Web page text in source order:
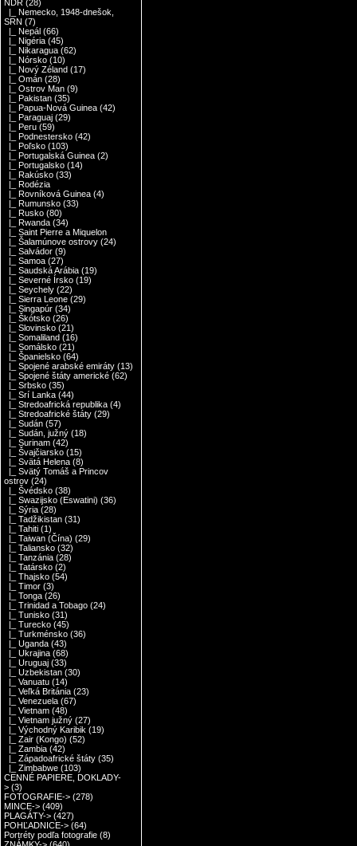
NDR (28)
|_ Nemecko, 1948-dnešok,
SRN (7)
|_ Nepál (66)
|_ Nigéria (45)
|_ Nikaragua (62)
|_ Nórsko (10)
|_ Nový Zéland (17)
|_ Omán (28)
|_ Ostrov Man (9)
|_ Pakistan (35)
|_ Papua-Nová Guinea (42)
|_ Paraguaj (29)
|_ Peru (59)
|_ Podnestersko (42)
|_ Poľsko (103)
|_ Portugalská Guinea (2)
|_ Portugalsko (14)
|_ Rakúsko (33)
|_ Rodézia
|_ Rovníková Guinea (4)
|_ Rumunsko (33)
|_ Rusko (80)
|_ Rwanda (34)
|_ Saint Pierre a Miquelon
|_ Šalamúnove ostrovy (24)
|_ Salvádor (9)
|_ Samoa (27)
|_ Saudská Arábia (19)
|_ Severné Írsko (19)
|_ Seychely (22)
|_ Sierra Leone (29)
|_ Singapúr (34)
|_ Škótsko (26)
|_ Slovinsko (21)
|_ Somaliland (16)
|_ Somálsko (21)
|_ Španielsko (64)
|_ Spojené arabské emiráty (13)
|_ Spojené štáty americké (62)
|_ Srbsko (35)
|_ Srí Lanka (44)
|_ Stredoafrická republika (4)
|_ Stredoafrické štáty (29)
|_ Sudán (57)
|_ Sudán, južný (18)
|_ Surinam (42)
|_ Švajčiarsko (15)
|_ Svätá Helena (8)
|_ Svätý Tomáš a Princov
ostrov (24)
|_ Švédsko (38)
|_ Swazijsko (Eswatini) (36)
|_ Sýria (28)
|_ Tadžikistan (31)
|_ Tahiti (1)
|_ Taiwan (Čína) (29)
|_ Taliansko (32)
|_ Tanzánia (28)
|_ Tatársko (2)
|_ Thajsko (54)
|_ Timor (3)
|_ Tonga (26)
|_ Trinidad a Tobago (24)
|_ Tunisko (31)
|_ Turecko (45)
|_ Turkménsko (36)
|_ Uganda (43)
|_ Ukrajina (68)
|_ Uruguaj (33)
|_ Uzbekistan (30)
|_ Vanuatu (14)
|_ Veľká Británia (23)
|_ Venezuela (67)
|_ Vietnam (48)
|_ Vietnam južný (27)
|_ Východný Karibik (19)
|_ Zair (Kongo) (52)
|_ Zambia (42)
|_ Západoafrické štáty (35)
|_ Zimbabwe (103)
CENNÉ PAPIERE, DOKLADY-
> (3)
FOTOGRAFIE-> (278)
MINCE-> (409)
PLAGÁTY-> (427)
POHĽADNICE-> (64)
Portréty podľa fotografie (8)